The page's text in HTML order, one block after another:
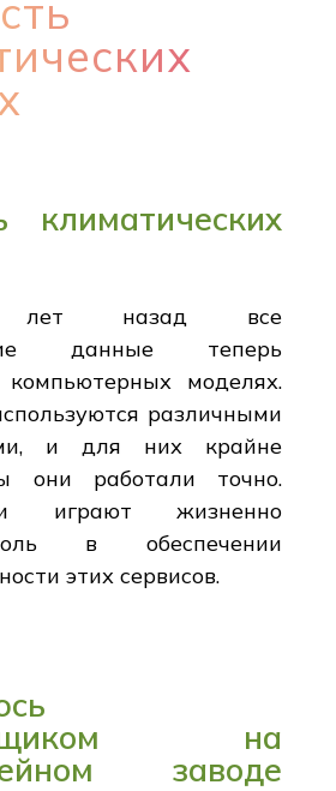
климатических
лет назад все
данные теперь
моделях.
различными
и для них крайне
они работали точно.
играют жизненно
в обеспечении
этих сервисов.
на
заводе